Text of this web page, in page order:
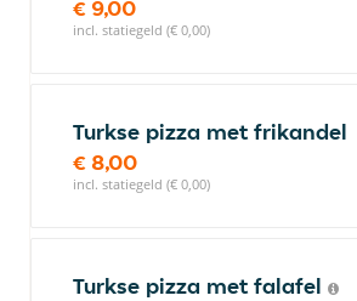
€ 9,00
incl. statiegeld (€ 0,00)
Turkse pizza met frikandel
€ 8,00
incl. statiegeld (€ 0,00)
Turkse pizza met falafel